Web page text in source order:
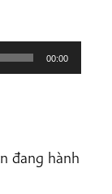
00:00
đang hành